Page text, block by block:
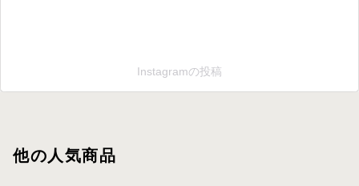
Instagramの投稿
他の人気商品